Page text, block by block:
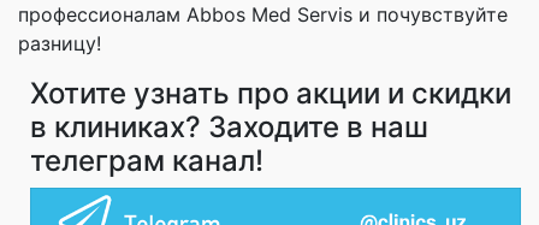
профессионалам Abbos Med Servis и почувствуйте
разницу!
Хотите узнать про акции и скидки
в клиниках? Заходите в наш
телеграм канал!